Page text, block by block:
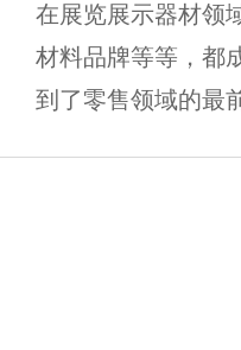
在展览展示器材领
材料品牌等等，都
到了零售领域的最